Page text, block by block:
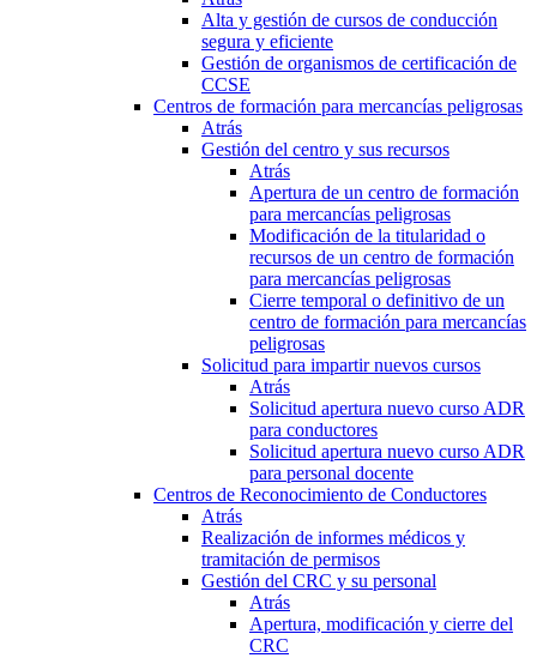
Alta y gestión de cursos de conducción
segura y eficiente
Gestión de organismos de certificación de
CCSE
Centros de formación para mercancías peligrosas
Atrás
Gestión del centro y sus recursos
Atrás
Apertura de un centro de formación
para mercancías peligrosas
Modificación de la titularidad o
recursos de un centro de formación
para mercancías peligrosas
Cierre temporal o definitivo de un
centro de formación para mercancías
peligrosas
Solicitud para impartir nuevos cursos
Atrás
Solicitud apertura nuevo curso ADR
para conductores
Solicitud apertura nuevo curso ADR
para personal docente
Centros de Reconocimiento de Conductores
Atrás
Realización de informes médicos y
tramitación de permisos
Gestión del CRC y su personal
Atrás
Apertura, modificación y cierre del
CRC